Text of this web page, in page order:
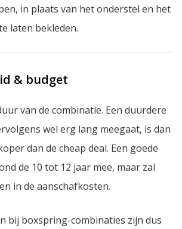
in plaats van het onderstel en het
laten bekleden.
& budget
van de combinatie. Een duurdere
wel erg lang meegaat, is dan
dan de cheap deal. Een goede
de 10 tot 12 jaar mee, maar zal
in de aanschafkosten.
bij boxspring-combinaties zijn dus